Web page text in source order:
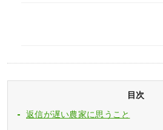
目次
返信が遅い農家に思うこと